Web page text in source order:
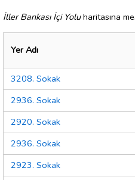
İller Bankası İçi Yoluharitasına
Yer Adı
3208. Sokak
2936. Sokak
2920. Sokak
2936. Sokak
2923. Sokak